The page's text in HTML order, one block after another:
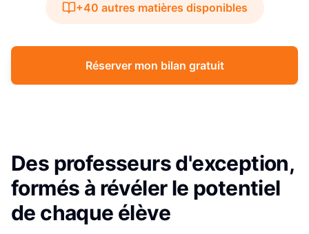
+40 autres matières disponibles
Réserver mon bilan gratuit
Des professeurs d'exception,
formés à révéler le potentiel
de chaque élève